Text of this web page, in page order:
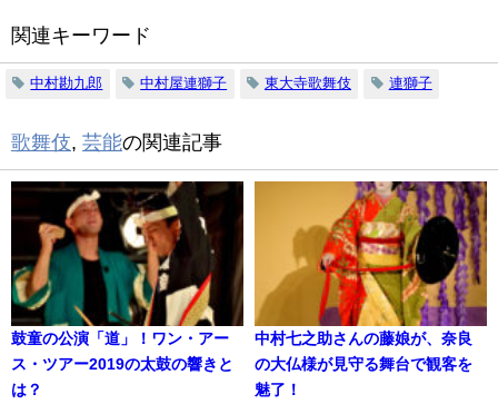
関連キーワード
中村勘九郎 中村屋連獅子 東大寺歌舞伎 連獅子
歌舞伎, 芸能の関連記事
鼓童の公演「道」！ワン・アー
ス・ツアー2019の太鼓の響きと
は？
中村七之助さんの藤娘が、奈良
の大仏様が見守る舞台で観客を
魅了！